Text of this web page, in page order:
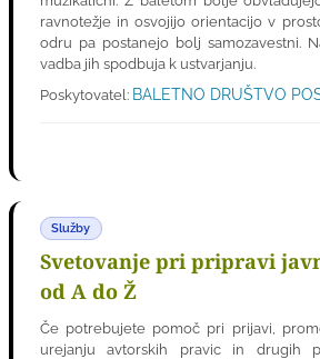
ravnotežje in osvojijo orientacijo v
odru pa postanejo bolj samozavestni.
vadba jih spodbuja k ustvarjanju.
Poskytovatel: BALETNO DRUŠTVO
Služby
Svetovanje pri pripravi
od A do Ž
Če potrebujete pomoč pri prijavi,
urejanju avtorskih pravic in drugih